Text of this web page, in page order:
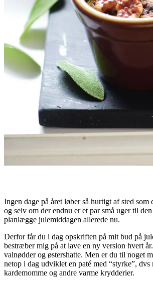
Ingen dage på året løber så hurtigt af sted som
og selv om der endnu er et par små uger til
planlægge julemiddagen allerede nu.
Derfor får du i dag opskriften på mit bud på
bestræber mig på at lave en ny version hvert
valnødder og østershatte. Men er du til noget
netop i dag udviklet en paté med “styrke”, dvs
kardemomme og andre varme krydderier.